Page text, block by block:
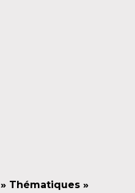
» Thématiques »